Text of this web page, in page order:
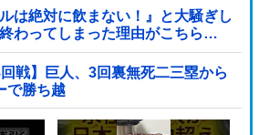
は絶対に飲まない！』と大騒ぎし
わってしまった理由がこちら…
反応
戦】巨人、3回裏無死二三塁から
で勝ち越
！！！！他